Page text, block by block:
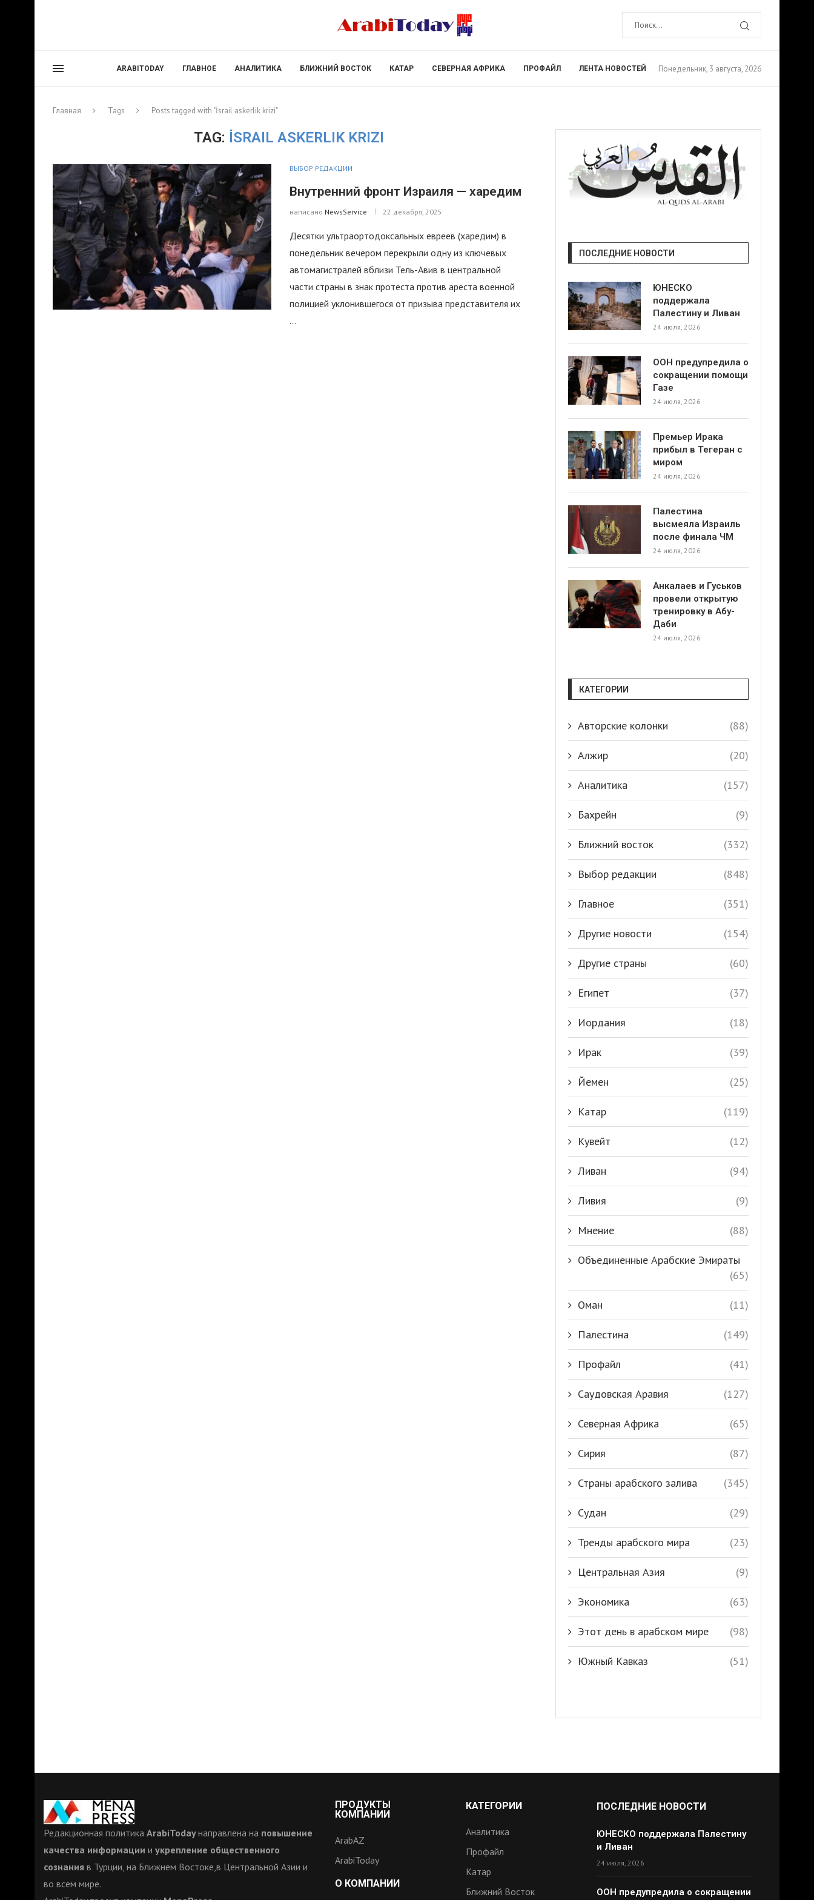
ARABITODAY ГЛАВНОЕ АНАЛИТИКА БЛИЖНИЙ ВОСТОК КАТАР СЕВЕРНАЯ АФРИКА ПРОФАЙЛ ЛЕНТА НОВОСТЕЙ Понедельник, 3 августа, 2026
Главная Tags Posts tagged with "İsrail askerlik krizi"
TAG: İSRAIL ASKERLIK KRIZI
ВЫБОР РЕДАКЦИИ
Внутренний фронт Израиля — харедим
написано NewsService 22 декабря, 2025
Десятки ультраортодоксальных евреев (харедим) в
понедельник вечером перекрыли одну из ключевых
автомагистралей вблизи Тель-Авив в центральной
части страны в знак протеста против ареста военной
полицией уклонившегося от призыва представителя их
…
ПОСЛЕДНИЕ НОВОСТИ
ЮНЕСКО
поддержала
Палестину и Ливан
24 июля, 2026
ООН предупредила о
сокращении помощи
Газе
24 июля, 2026
Премьер Ирака
прибыл в Тегеран с
миром
24 июля, 2026
Палестина
высмеяла Израиль
после финала ЧМ
24 июля, 2026
Анкалаев и Гуськов
провели открытую
тренировку в Абу-
Даби
24 июля, 2026
КАТЕГОРИИ
Авторские колонки (88)
Алжир (20)
Аналитика (157)
Бахрейн (9)
Ближний восток (332)
Выбор редакции (848)
Главное (351)
Другие новости (154)
Другие страны (60)
Египет (37)
Иордания (18)
Ирак (39)
Йемен (25)
Катар (119)
Кувейт (12)
Ливан (94)
Ливия (9)
Мнение (88)
Объединенные Арабские Эмираты
(65)
Оман (11)
Палестина (149)
Профайл (41)
Саудовская Аравия (127)
Северная Африка (65)
Сирия (87)
Страны арабского залива (345)
Судан (29)
Тренды арабского мира (23)
Центральная Азия (9)
Экономика (63)
Этот день в арабском мире (98)
Южный Кавказ (51)
Редакционная политика ArabiTodayнаправлена на повышение
качества информации и укрепление общественного
сознания в Турции, на Ближнем Востоке,в Центральной Азии и
во всем мире.
ПРОДУКТЫ
КОМПАНИИ
ArabAZ
ArabiToday
О КОМПАНИИ
КАТЕГОРИИ
Аналитика
Профайл
Катар
Ближний Восток
ПОСЛЕДНИЕ НОВОСТИ
ЮНЕСКО поддержала Палестину
и Ливан
24 июля, 2026
ООН предупредила о сокращении